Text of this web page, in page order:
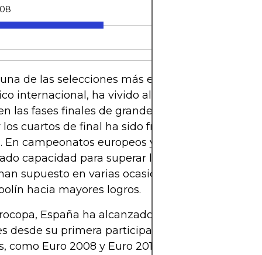
de las selecciones más emblemáticas del
internacional, ha vivido altibajos a lo largo de
las fases finales de grandes torneos.
los cuartos de final ha sido frecuentemente un
En campeonatos europeos y mundiales, la Roja
capacidad para superar la fase de grupos,
supuesto en varias ocasiones tanto una
hacia mayores logros.
España ha alcanzado los cuartos en
desde su primera participación en 1964. En
como Euro 2008 y Euro 2012, superó